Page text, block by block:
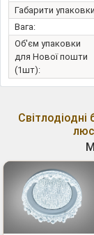
Габарити
Вага:
Об'єм упаковки
для Нової пошти
(1шт):
Світлодіодні